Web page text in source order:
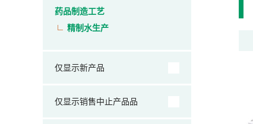
药品制造工艺
精制水生产
仅显示新产品
仅显示销售中止产品品